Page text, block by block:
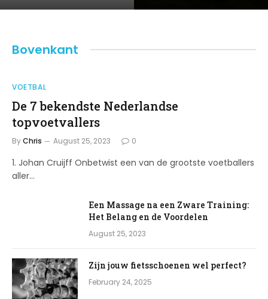
Bovenkant
VOETBAL
De 7 bekendste Nederlandse
topvoetvallers
ByChris August 25, 2023 0
1. Johan Cruijff Onbetwist een van de grootste voetballers
aller…
Een Massage na een Zware Training:
Het Belang en de Voordelen
August 25, 2023
Zijn jouw fietsschoenen wel perfect?
February 24, 2025